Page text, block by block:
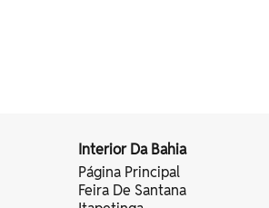
Interior Da Bahia
Página Principal
Feira De Santana